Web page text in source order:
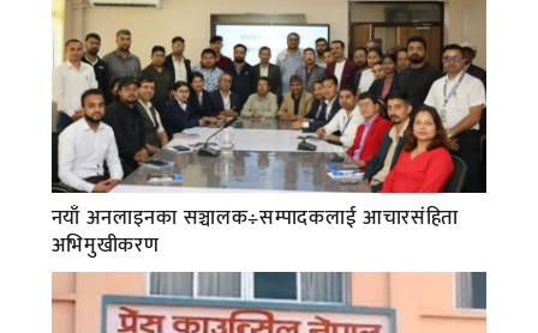
नयाँ अनलाइनका सञ्चालक÷सम्पादकलाई आचारसंहिता
अभिमुखीकरण